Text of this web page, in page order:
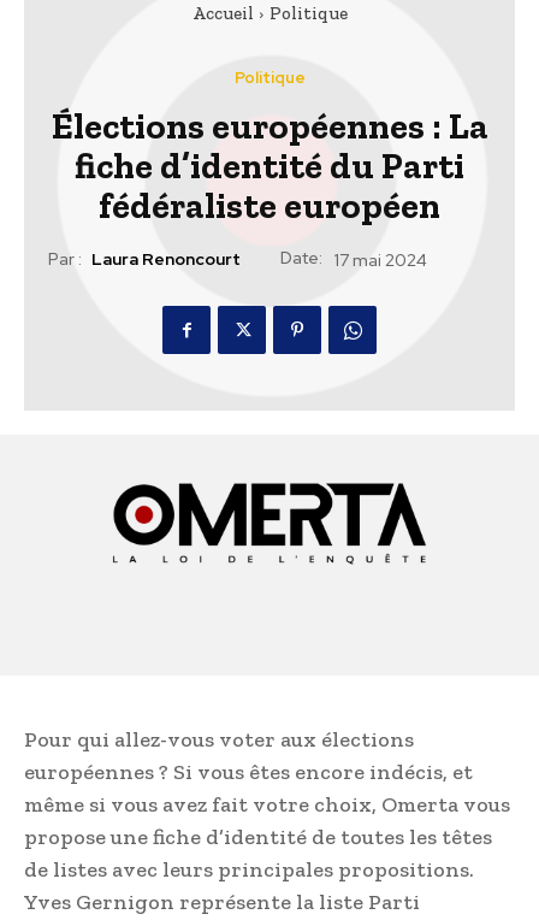
Accueil Politique
Politique
Élections européennes : La
fiche d’identité du Parti
fédéraliste européen
Par : Laura Renoncourt Date: 17 mai 2024
Pour qui allez-vous voter aux élections
européennes ? Si vous êtes encore indécis, et
même si vous avez fait votre choix, Omerta vous
propose une fiche d’identité de toutes les têtes
de listes avec leurs principales propositions.
Yves Gernigon représente la liste Parti